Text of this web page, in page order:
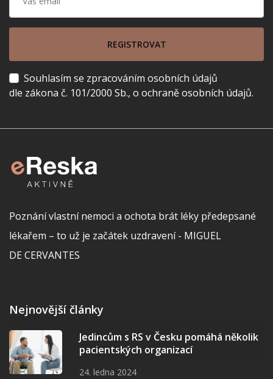
REGISTROVAT
Souhlasím se zpracováním osobních údajů
dle zákona č. 101/2000 Sb., o ochraně osobních údajů.
Poznání vlastní nemoci a ochota brát léky předepsané
lékařem – to už je začátek uzdravení - MIGUEL
DE CERVANTES
Nejnovější články
Jedincům s RS v Česku pomáhá několik
pacientských organizací
24. ledna 2024